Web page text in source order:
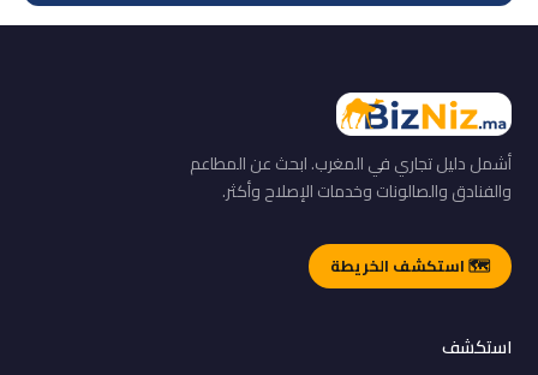
أشمل دليل تجاري في المغرب. ابحث عن المطاعم
والفنادق والصالونات وخدمات الإصلاح وأكثر.
🗺️ استكشف الخريطة
استكشف